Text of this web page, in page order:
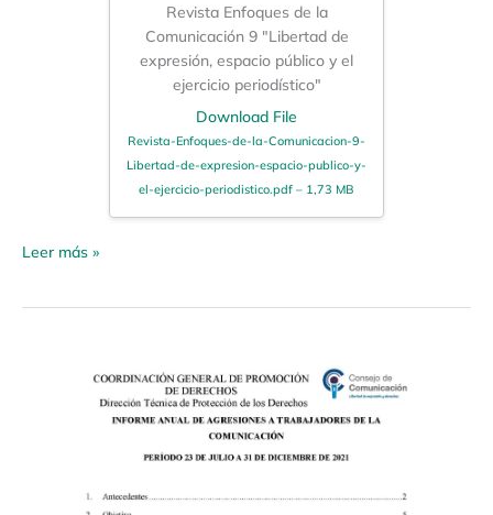
Revista Enfoques de la
Comunicación 9 "Libertad de
expresión, espacio público y el
ejercicio periodístico"
Download File
Revista-Enfoques-de-la-Comunicacion-9-
Libertad-de-expresion-espacio-publico-y-
el-ejercicio-periodistico.pdf – 1,73 MB
Leer más »